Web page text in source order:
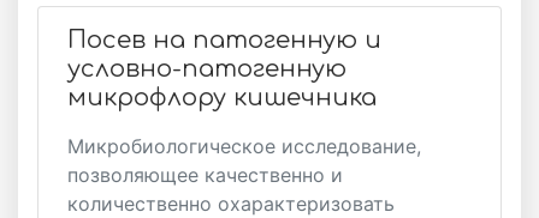
Посев на патогенную и
условно-патогенную
микрофлору кишечника
Микробиологическое исследование,
позволяющее качественно и
количественно охарактеризовать